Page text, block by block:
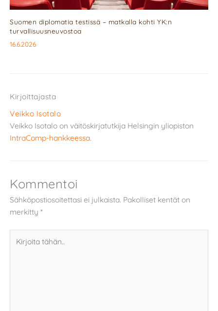
Suomen diplomatia testissä – matkalla kohti YK:n
turvallisuusneuvostoa
16.6.2026
Kirjoittajasta
Veikko Isotalo
Veikko Isotalo on väitöskirjatutkija Helsingin yliopiston
IntraComp-hankkeessa.
Kommentoi
Sähköpostiosoitettasi ei julkaista. Pakolliset kentät on
merkitty *
tähän..